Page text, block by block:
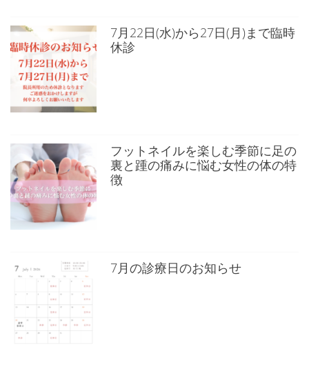
7月22日(水)から27日(月)まで臨時
休診
フットネイルを楽しむ季節に足の
裏と踵の痛みに悩む女性の体の特
徴
7月の診療日のお知らせ